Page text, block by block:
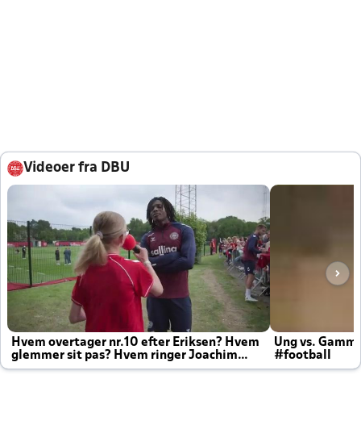
Videoer fra DBU
Hvem overtager nr.10 efter Eriksen? Hvem
glemmer sit pas? Hvem ringer Joachim
altid til efter kampe?
Ung vs.
#football